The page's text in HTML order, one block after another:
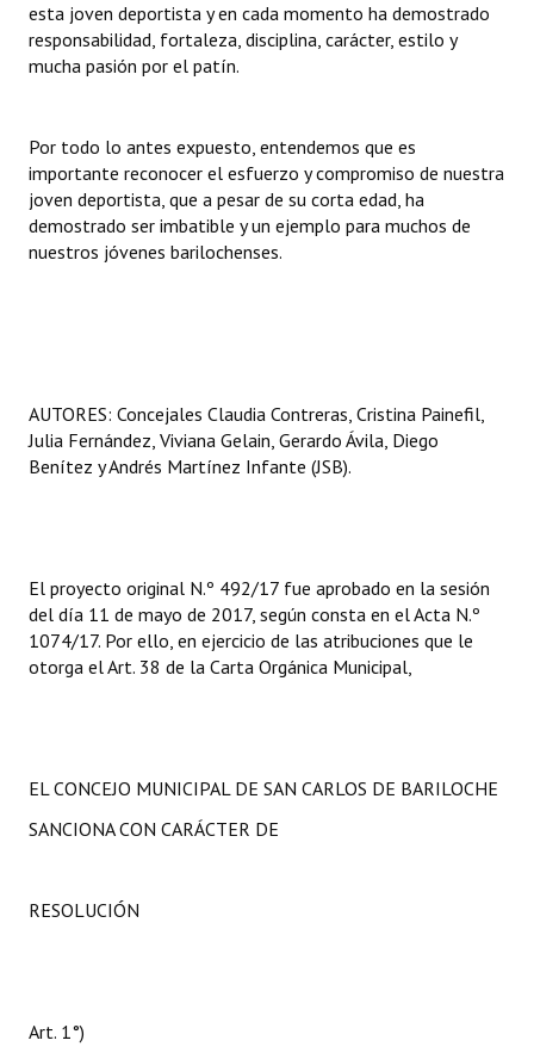
esta joven deportista y en cada momento ha demostrado
responsabilidad, fortaleza, disciplina, carácter, estilo y
mucha pasión por el patín.
Por todo lo antes expuesto, entendemos que es
importante reconocer el esfuerzo y compromiso de nuestra
joven deportista, que a pesar de su corta edad, ha
demostrado ser imbatible y un ejemplo para muchos de
nuestros jóvenes barilochenses.
AUTORES: Concejales Claudia Contreras, Cristina Painefil,
Julia Fernández, Viviana Gelain, Gerardo Ávila, Diego
Benítez y Andrés Martínez Infante (JSB).
El proyecto original N.º 492/17 fue aprobado en la sesión
del día 11 de mayo de 2017, según consta en el Acta N.º
1074/17. Por ello, en ejercicio de las atribuciones que le
otorga el Art. 38 de la Carta Orgánica Municipal,
EL CONCEJO MUNICIPAL DE SAN CARLOS DE BARILOCHE
SANCIONA CON CARÁCTER DE
RESOLUCIÓN
Art. 1°)